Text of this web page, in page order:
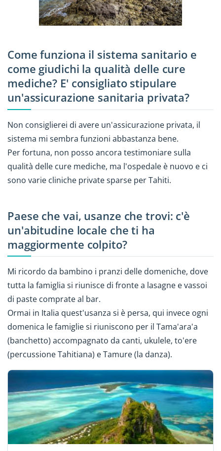
Come funziona il sistema sanitario e
come giudichi la qualità delle cure
mediche? E' consigliato stipulare
un'assicurazione sanitaria privata?
Non consiglierei di avere un'assicurazione privata, il
sistema mi sembra funzioni abbastanza bene.
Per fortuna, non posso ancora testimoniare sulla
qualità delle cure mediche, ma l'ospedale è nuovo e ci
sono varie cliniche private sparse per Tahiti.
Paese che vai, usanze che trovi: c'è
un'abitudine locale che ti ha
maggiormente colpito?
Mi ricordo da bambino i pranzi delle domeniche, dove
tutta la famiglia si riunisce di fronte a lasagne e vassoi
di paste comprate al bar.
Ormai in Italia quest'usanza si è persa, qui invece ogni
domenica le famiglie si riuniscono per il Tama'ara'a
(banchetto) accompagnato da canti, ukulele, to'ere
(percussione Tahitiana) e Tamure (la danza).